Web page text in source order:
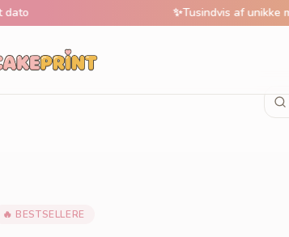
Tusindvis af unikke motive
🔥 BESTSELLERE